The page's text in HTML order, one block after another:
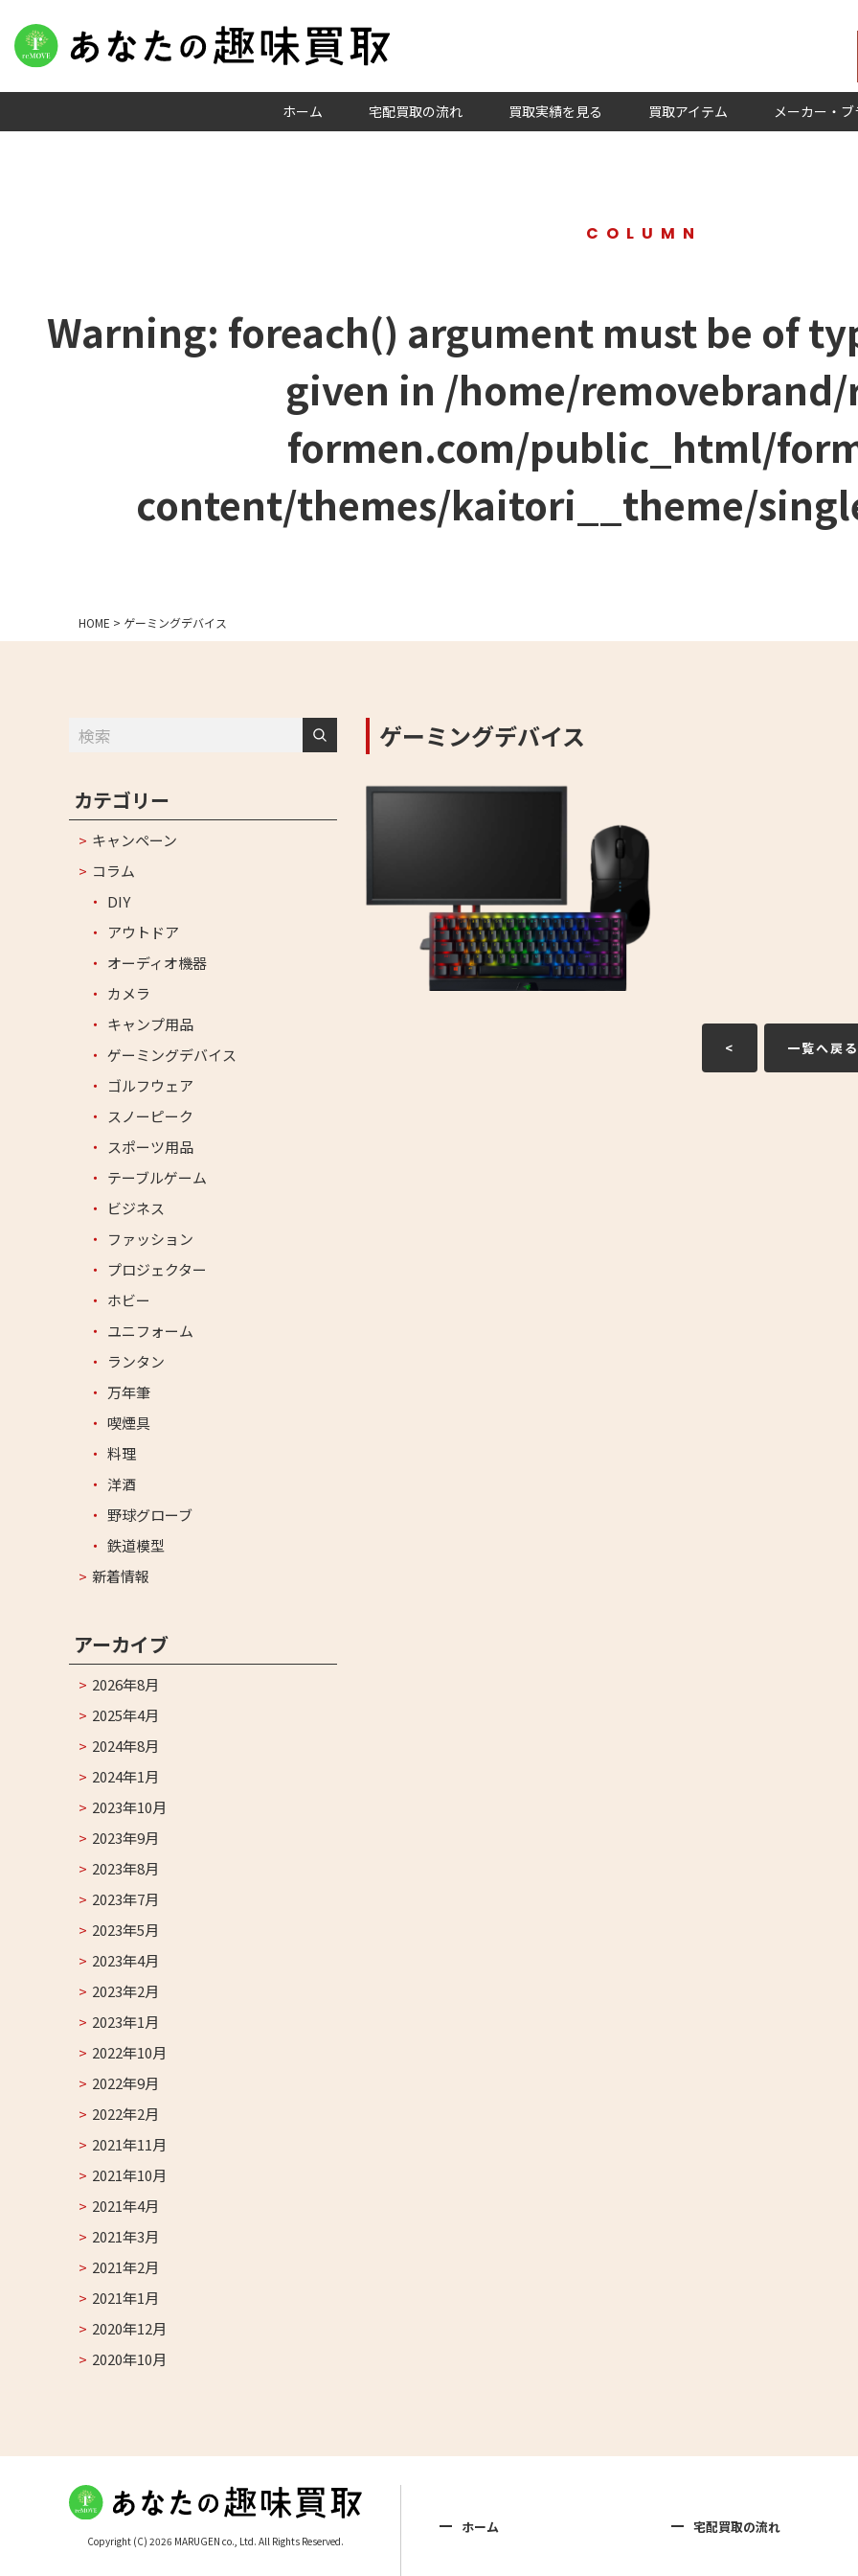
ホーム 宅配買取の流れ 買取実績を見る 買取アイテム メーカー・
COLUMN
Warning: foreach() argument must be of
given in /home/removebrand/
formen.com/public_html/
content/themes/kaitori__theme/
HOME > ゲーミングデバイス
ゲーミングデバイス
< 一覧へ戻る
カテゴリー
キャンペーン
コラム
DIY
アウトドア
オーディオ機器
カメラ
キャンプ用品
ゲーミングデバイス
ゴルフウェア
スノーピーク
スポーツ用品
テーブルゲーム
ビジネス
ファッション
プロジェクター
ホビー
ユニフォーム
ランタン
万年筆
喫煙具
料理
洋酒
野球グローブ
鉄道模型
新着情報
アーカイブ
2026年8月
2025年4月
2024年8月
2024年1月
2023年10月
2023年9月
2023年8月
2023年7月
2023年5月
2023年4月
2023年2月
2023年1月
2022年10月
2022年9月
2022年2月
2021年11月
2021年10月
2021年4月
2021年3月
2021年2月
2021年1月
2020年12月
2020年10月
Copyright (C) 2026 MARUGEN co., Ltd. All Rights Reserved.
ホーム 宅配買取の流れ